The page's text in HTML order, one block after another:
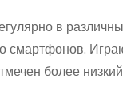
в
смартфонов.
более